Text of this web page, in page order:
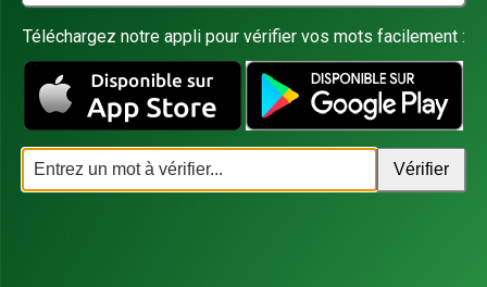
Téléchargez notre appli pour vérifier vos mots facilement :